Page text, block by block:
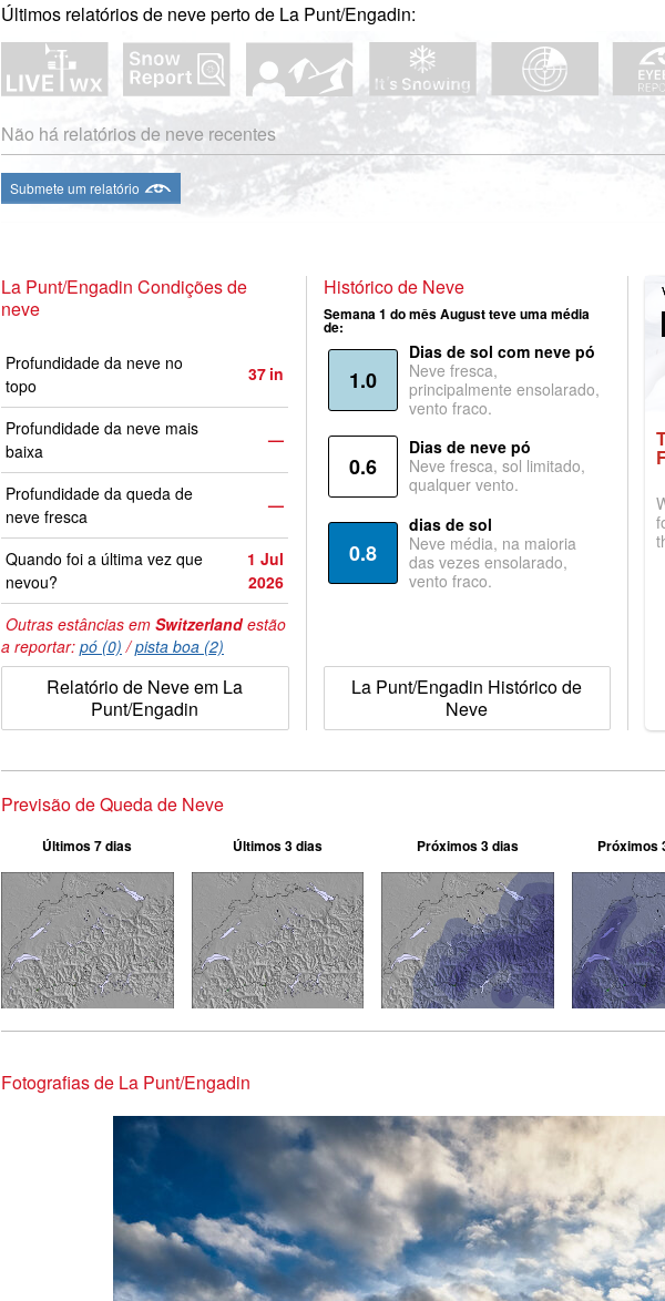
Últimos relatórios de neve perto de La Punt/Engadin:
Não há relatórios de neve recentes
Submete um relatório
La Punt/Engadin Condições de
neve
Profundidade da neve no
topo
37 in
Profundidade da neve mais
baixa
—
Profundidade da queda de
neve fresca
—
Quando foi a última vez que
nevou?
1 Jul
2026
Outras estâncias em Switzerlandestão
a reportar: pó (0) /pista boa (2)
Relatório de Neve em La
Punt/Engadin
Histórico de Neve
Semana 1 do mês August teve uma média
de:
1.0
Dias de sol com neve pó
Neve fresca,
principalmente ensolarado,
vento fraco.
0.6
Dias de neve pó
Neve fresca, sol limitado,
qualquer vento.
0.8
dias de sol
Neve média, na maioria
das vezes ensolarado,
vento fraco.
La Punt/Engadin Histórico de
Neve
Previsão de Queda de Neve
Últimos 7 dias Últimos 3 dias Próximos 3 dias Próximos
Fotografias de La Punt/Engadin